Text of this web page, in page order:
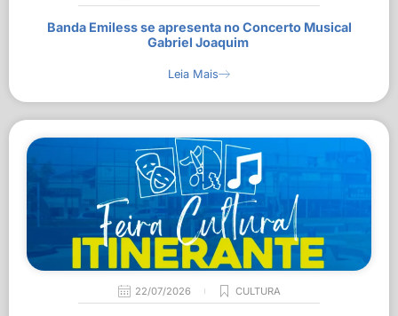
Banda Emiless se apresenta no Concerto Musical
Gabriel Joaquim
Leia Mais
22/07/2026 CULTURA